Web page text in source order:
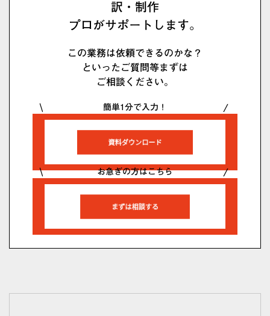
訳・制作
プロがサポートします。
この業務は依頼できるのかな？
といったご質問等まずは
ご相談ください。
簡単1分で入力！
お急ぎの方はこちら